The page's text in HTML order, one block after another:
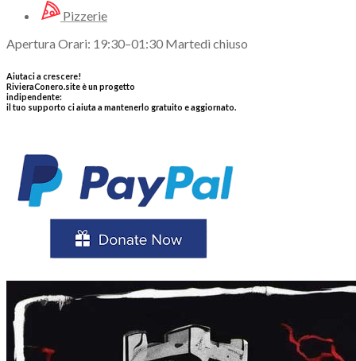
Pizzerie
Apertura Orari: 19:30–01:30 Martedì chiuso
Aiutaci a crescere!
RivieraConero.site è un progetto
indipendente:
il tuo supporto ci aiuta a mantenerlo gratuito e aggiornato.